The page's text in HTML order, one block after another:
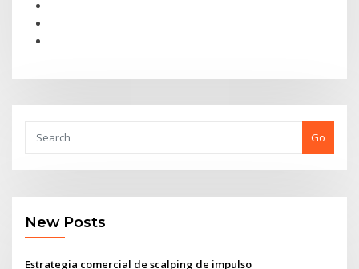
Go
New Posts
Estrategia comercial de scalping de impulso